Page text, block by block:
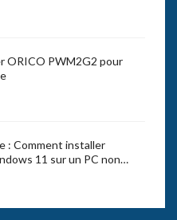
ORICO PWM2G2 pour
: Comment installer
11 sur un PC non…